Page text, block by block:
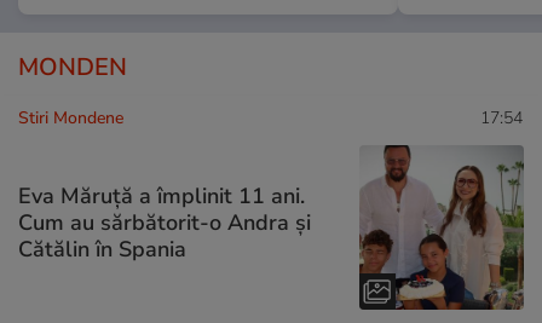
MONDEN
Stiri Mondene 17:54
Eva Măruță a împlinit 11 ani.
Cum au sărbătorit-o Andra și
Cătălin în Spania